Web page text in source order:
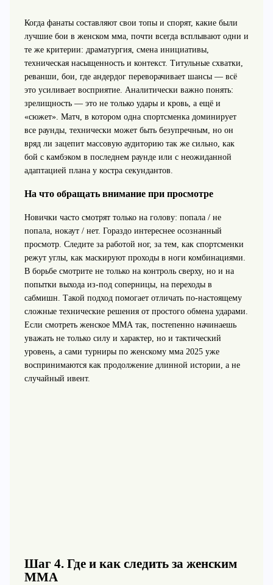
Когда фанаты составляют свои топы и спорят, какие были
лучшие бои в женском мма, почти всегда всплывают одни и
те же критерии: драматургия, смена инициативы,
техническая насыщенность и контекст. Титульные схватки,
реванши, бои, где андердог переворачивает шансы — всё
это усиливает восприятие. Аналитически важно понять:
зрелищность — это не только удары и кровь, а ещё и
«сюжет». Матч, в котором одна спортсменка доминирует
все раунды, технически может быть безупречным, но он
вряд ли зацепит массовую аудиторию так же сильно, как
бой с камбэком в последнем раунде или с неожиданной
адаптацией плана у костра секундантов.
На что обращать внимание при просмотре
Новички часто смотрят только на голову: попала / не
попала, нокаут / нет. Гораздо интереснее осознанный
просмотр. Следите за работой ног, за тем, как спортсменки
режут углы, как маскируют проходы в ноги комбинациями.
В борьбе смотрите не только на контроль сверху, но и на
попытки выхода из-под соперницы, на переходы в
сабмишн. Такой подход помогает отличать по-настоящему
сложные технические решения от простого обмена ударами.
Если смотреть женское ММА так, постепенно начинаешь
уважать не только силу и характер, но и тактический
уровень, а сами турниры по женскому мма 2025 уже
воспринимаются как продолжение длинной истории, а не
случайный ивент.
Шаг 4. Где и как следить за женским
ММА